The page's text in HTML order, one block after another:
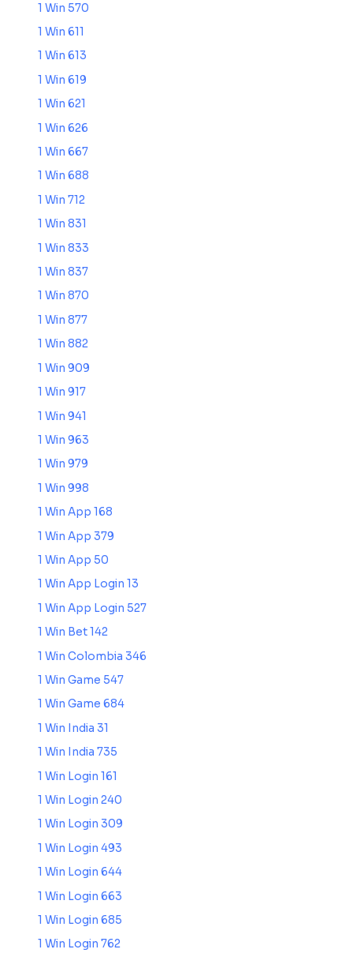
1 Win 570
1 Win 611
1 Win 613
1 Win 619
1 Win 621
1 Win 626
1 Win 667
1 Win 688
1 Win 712
1 Win 831
1 Win 833
1 Win 837
1 Win 870
1 Win 877
1 Win 882
1 Win 909
1 Win 917
1 Win 941
1 Win 963
1 Win 979
1 Win 998
1 Win App 168
1 Win App 379
1 Win App 50
1 Win App Login 13
1 Win App Login 527
1 Win Bet 142
1 Win Colombia 346
1 Win Game 547
1 Win Game 684
1 Win India 31
1 Win India 735
1 Win Login 161
1 Win Login 240
1 Win Login 309
1 Win Login 493
1 Win Login 644
1 Win Login 663
1 Win Login 685
1 Win Login 762